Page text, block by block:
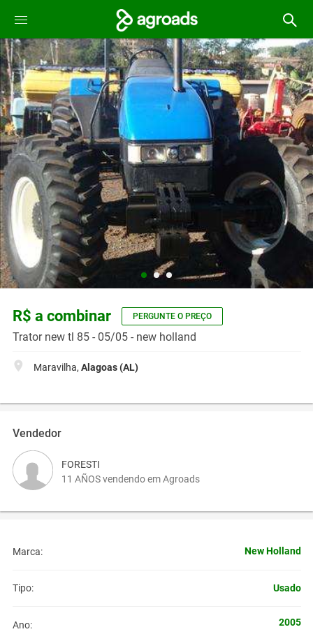
R$ a combinar PERGUNTE O PREÇO
Trator new tl 85 - 05/05 - new holland
Maravilha, Alagoas (AL)
Vendedor
FORESTI
11 AÑOS vendendo em Agroads
Marca: New Holland
Tipo: Usado
Ano: 2005